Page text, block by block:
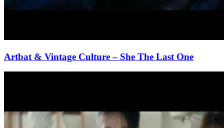
Artbat & Vintage Culture– She The Last One